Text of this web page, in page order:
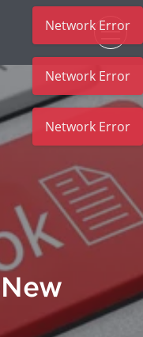
Network Error
Network Error
Network Error